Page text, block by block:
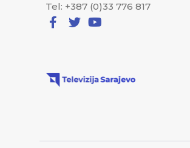
Tel: +387 (0)33 776 817